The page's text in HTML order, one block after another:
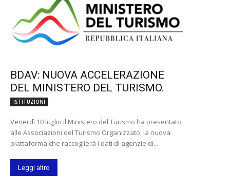
BDAV: NUOVA ACCELERAZIONE
DEL MINISTERO DEL TURISMO.
ISTITUZIONI
Venerdì 10 luglio il Ministero del Turismo ha presentato,
alle Associazioni del Turismo Organizzato, la nuova
piattaforma che raccoglierà i dati di agenzie di...
Leggi altro